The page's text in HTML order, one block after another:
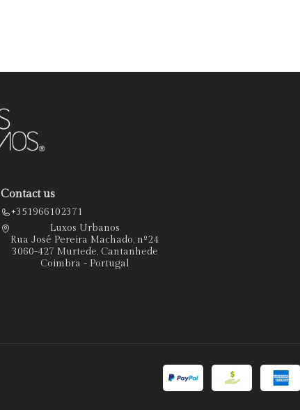
Contact us
+351966102371
Luxos Urbanos
Rua José Pereira Machado, nº24
3060-427 Murtede, Cantanhede
Coimbra - Portugal